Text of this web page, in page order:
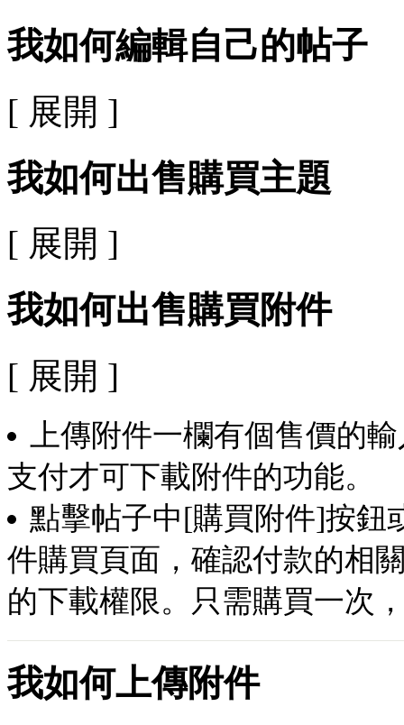
我如何編輯自己的帖子
[ 展開 ]
我如何出售購買主題
[ 展開 ]
我如何出售購買附件
[ 展開 ]
上傳附件一欄有個售價的
支付才可下載附件的功能。
點擊帖子中[購買附件]按鈕
件購買頁面，確認付款的相
的下載權限。只需購買一次
我如何上傳附件